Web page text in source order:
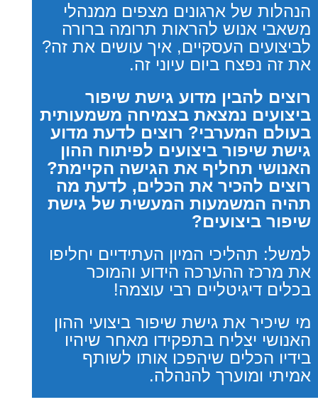
הנהלות של ארגונים מצפים ממנהלי
משאבי אנוש להראות תרומה ברורה
לביצועים העסקיים, איך עושים את זה?
את זה נפצח ביום עיוני זה.
רוצים להבין מדוע גישת שיפור
ביצועים נמצאת בצמיחה משמעותית
בעולם המערבי? רוצים לדעת מדוע
גישת שיפור ביצועים לפיתוח ההון
האנושי תחליף את הגישה הקיימת?
רוצים להכיר את הכלים, לדעת מה
תהיה המשמעות המעשית של גישת
שיפור ביצועים?
למשל: תהליכי המיון העתידיים יחליפו
את מרכז ההערכה הידוע והמוכר
בכלים דיגיטליים רבי עוצמה!
מי שיכיר את גישת שיפור ביצועי ההון
האנושי יצליח בתפקידו מאחר שיהיו
בידיו הכלים שיהפכו אותו לשותף
אמיתי ומוערך להנהלה.